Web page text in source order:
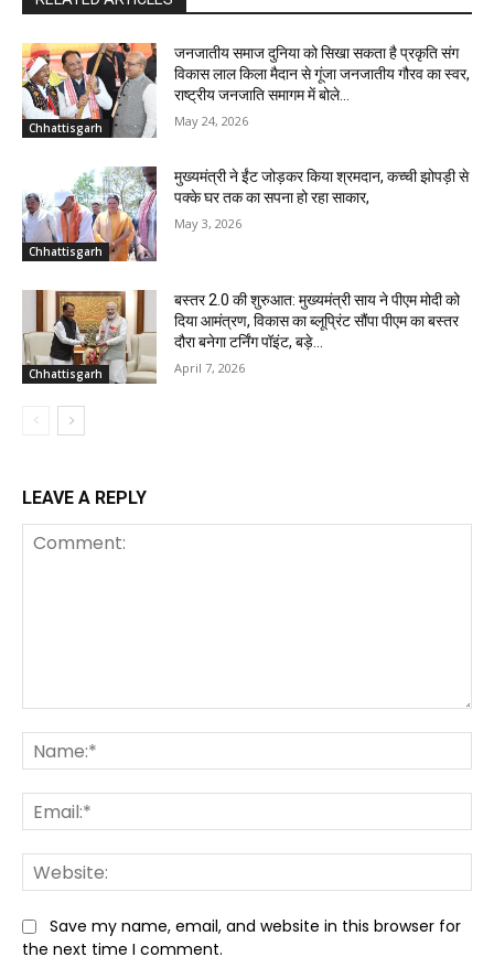
Chhattisgarh
जनजातीय समाज दुनिया को सिखा सकता है प्रकृति संग
विकास लाल किला मैदान से गूंजा जनजातीय गौरव का स्वर,
राष्ट्रीय जनजाति समागम में बोले...
May 24, 2026
Chhattisgarh
मुख्यमंत्री ने ईंट जोड़कर किया श्रमदान, कच्ची झोपड़ी से
पक्के घर तक का सपना हो रहा साकार,
May 3, 2026
Chhattisgarh
बस्तर 2.0 की शुरुआत: मुख्यमंत्री साय ने पीएम मोदी को
दिया आमंत्रण, विकास का ब्लूप्रिंट सौंपा पीएम का बस्तर
दौरा बनेगा टर्निंग पॉइंट, बड़े...
April 7, 2026
LEAVE A REPLY
Save my name, email, and website in this browser for
the next time I comment.